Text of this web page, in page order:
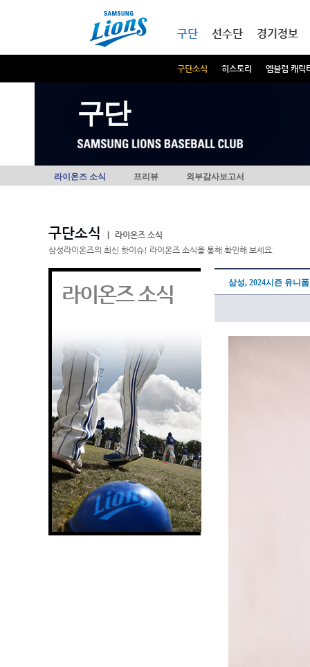
구단
구단소식 히스토리 엠블럼 캐릭
선수단 경기정보
구단
라이온즈 소식 프리뷰 외부감사보고서
구단소식
라이온즈 소식
삼성라이온즈의 최신 핫이슈! 라이온즈 소식을 통해 확인해 보세요.
라이온즈 소식 삼성, 2024시즌 유니